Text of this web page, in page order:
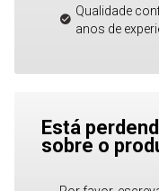
Qualidade
anos de
Está
sobre o